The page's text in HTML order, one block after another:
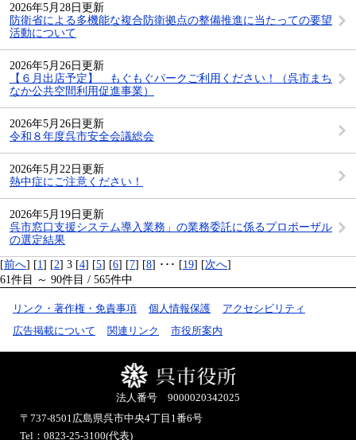
2026年5月28日更新
防衛省による多機能な複合防衛拠点の整備推進に当たっての要望
活動について
2026年5月26日更新
【６月出店予定】 もぐもぐパークご利用ください！（呉市まち
なか公共空間利用促進事業）
2026年5月26日更新
令和８年度呉市安全会議総会
2026年5月22日更新
熱中症にご注意ください！
2026年5月19日更新
呉市窓口支援システム導入業務」の業務委託に係るプロポーザル
の選定結果
[前へ] [1 ] [2] 3 [4] [5] [6] [7] [8] ･･･ [19] [次へ]
61件目 ～ 90件目 / 565件中
リンク・著作権・免責事項 個人情報保護
アクセシビリティ
広告掲載について
関連リンク 市役所案内
法人番号 9000020342025
〒737-8501広島県呉市中央4丁目1番6号
Tel：0823-25-3100(代表)